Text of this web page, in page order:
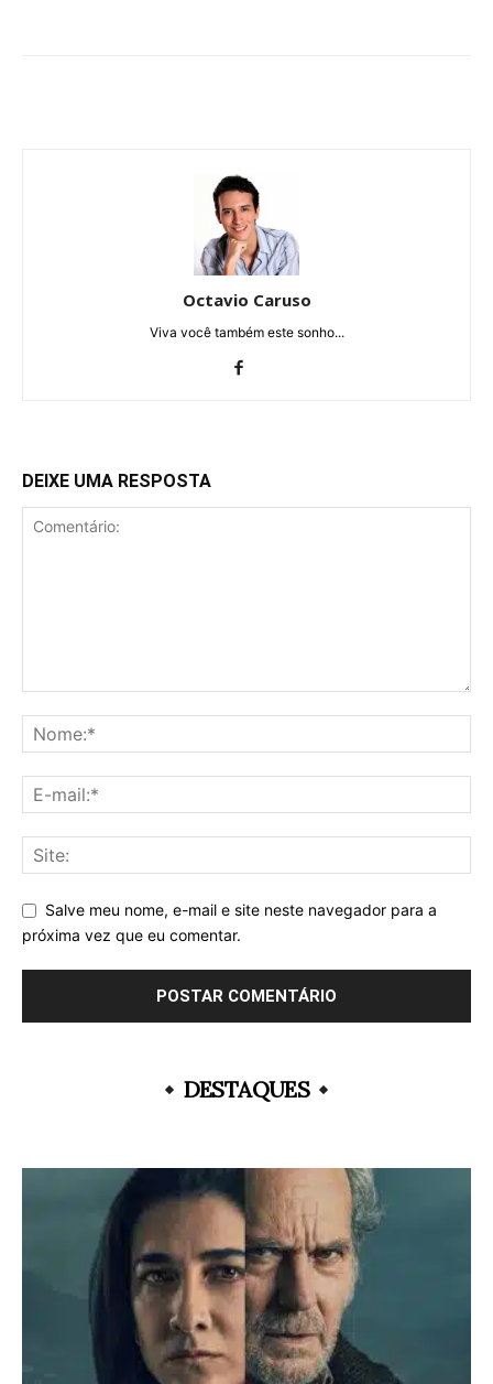
Octavio Caruso
Viva você também este sonho...
DEIXE UMA RESPOSTA
Salve meu nome, e-mail e site neste navegador para a
próxima vez que eu comentar.
DESTAQUES